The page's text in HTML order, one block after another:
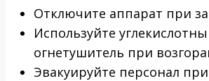
Отключите аппарат при
Используйте
огнетушитель при
Эвакуируйте персонал